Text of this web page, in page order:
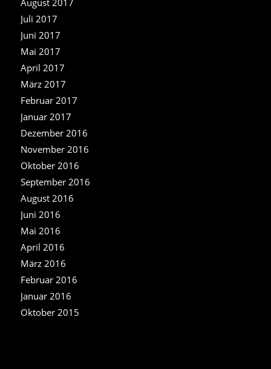
Juli 2017
Juni 2017
Mai 2017
April 2017
März 2017
Februar 2017
Januar 2017
Dezember 2016
November 2016
Oktober 2016
September 2016
August 2016
Juni 2016
Mai 2016
April 2016
März 2016
Februar 2016
Januar 2016
Oktober 2015